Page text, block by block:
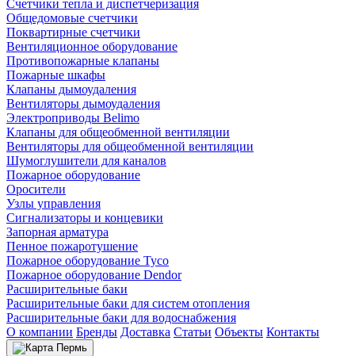
Счетчики тепла и диспетчеризация
Общедомовые счетчики
Поквартирные счетчики
Вентиляционное оборудование
Противопожарные клапаны
Пожарные шкафы
Клапаны дымоудаления
Вентиляторы дымоудаления
Электроприводы Belimo
Клапаны для общеобменной вентиляции
Вентиляторы для общеобменной вентиляции
Шумоглушители для каналов
Пожарное оборудование
Оросители
Узлы управления
Сигнализаторы и концевики
Запорная арматура
Пенное пожаротушение
Пожарное оборудование Tyco
Пожарное оборудование Dendor
Расширительные баки
Расширительные баки для систем отопления
Расширительные баки для водоснабжения
О компании Бренды Доставка Статьи Объекты Контакты
Пермь